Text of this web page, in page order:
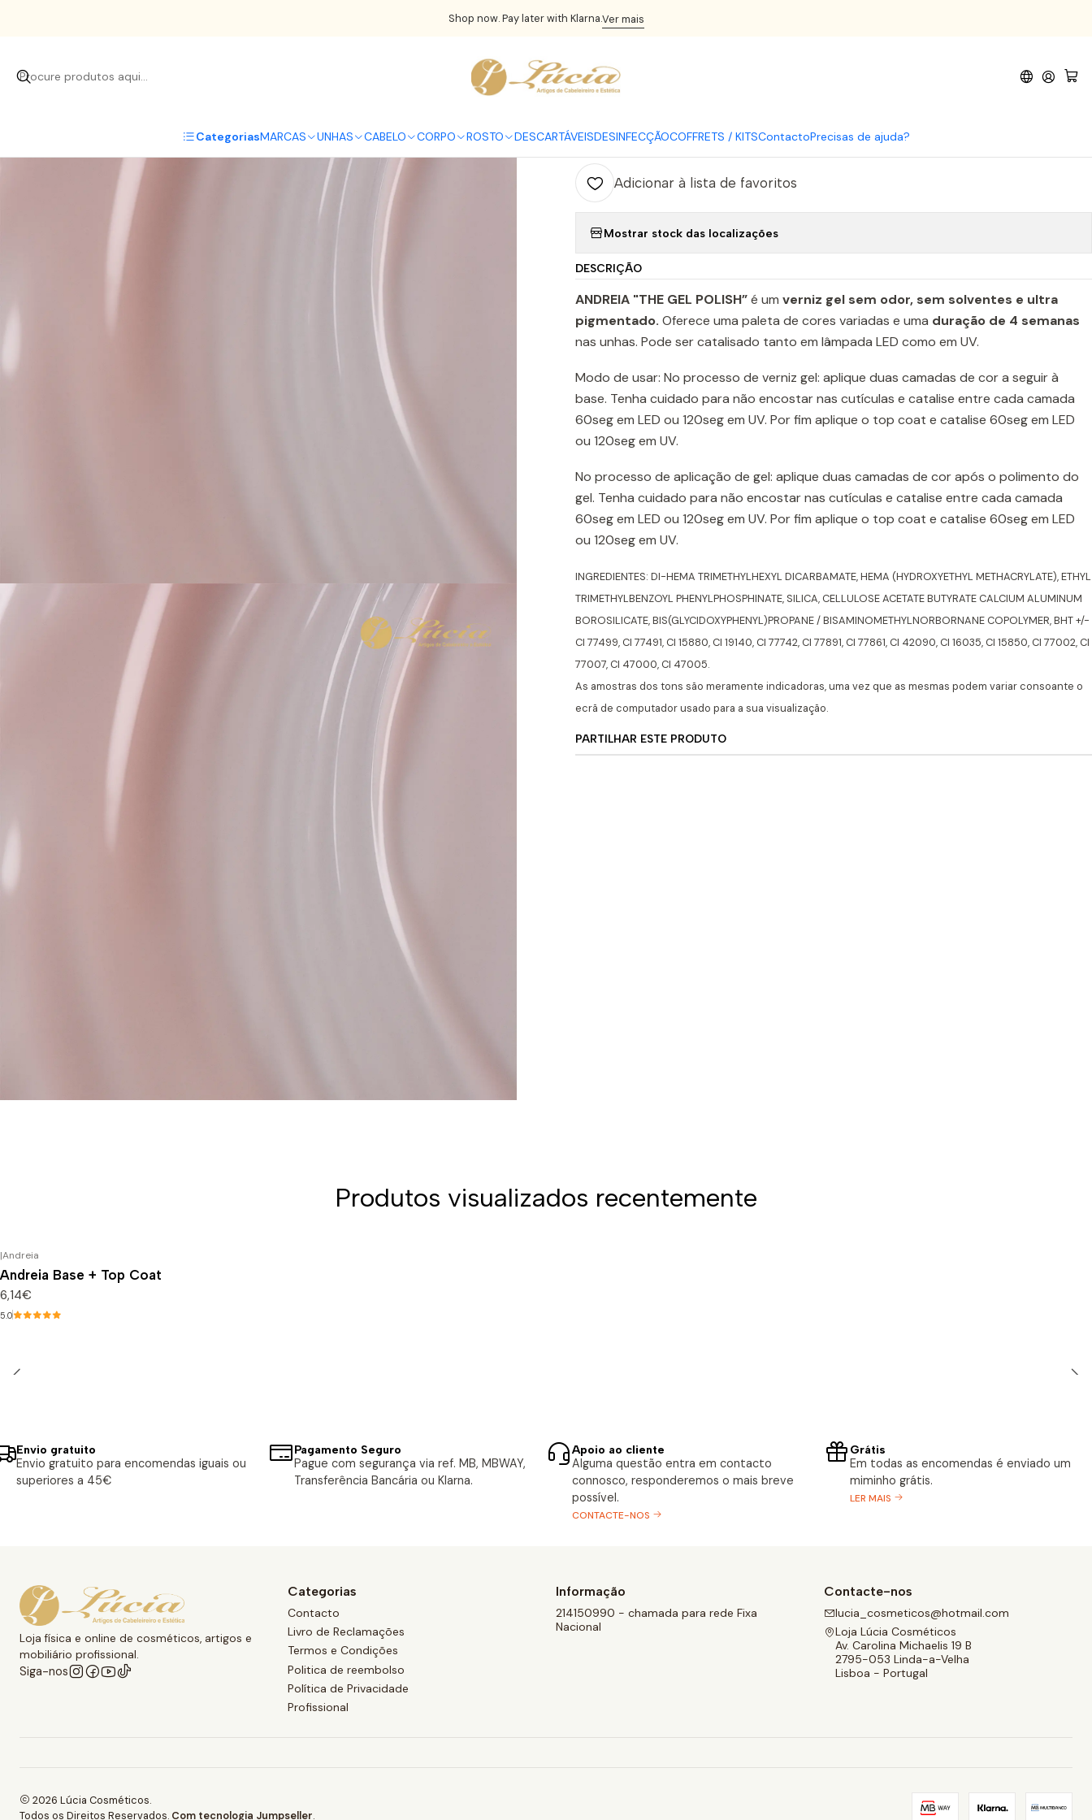
CategoriasMARCAS UNHAS CABELO CORPO ROSTO DESCARTÁVEISDESINFECÇÃOCOFFRETS / KITSContactoPrecisas de ajuda?
Shop now. Pay later with Klarna.Ver mais
Verniz Gel The Gel Polish Vegan Andreia Andreia Verniz Gel G03
|
Andreia Verniz Gel G03
Quantidade
Comprar agora
Adicionar à lista de favoritos
Mostrar stock das localizações
DESCRIÇÃO
ANDREIA "THE GEL POLISH”é um verniz gel sem odor, sem solventes e ultra
pigmentado. Oferece uma paleta de cores variadas e uma duração de 4 semanas
nas unhas. Pode ser catalisado tanto em lâmpada LED como em UV.
Modo de usar: No processo de verniz gel: aplique duas camadas de cor a seguir à
base. Tenha cuidado para não encostar nas cutículas e catalise entre cada camada
60seg em LED ou 120seg em UV. Por fim aplique o top coat e catalise 60seg em LED
ou 120seg em UV.
No processo de aplicação de gel: aplique duas camadas de cor após o polimento do
gel. Tenha cuidado para não encostar nas cutículas e catalise entre cada camada
60seg em LED ou 120seg em UV. Por fim aplique o top coat e catalise 60seg em LED
ou 120seg em UV.
INGREDIENTES: DI-HEMA TRIMETHYLHEXYL DICARBAMATE, HEMA (HYDROXYETHYL METHACRYLATE), ETHYL
TRIMETHYLBENZOYL PHENYLPHOSPHINATE, SILICA, CELLULOSE ACETATE BUTYRATE CALCIUM ALUMINUM
BOROSILICATE, BIS(GLYCIDOXYPHENYL)PROPANE / BISAMINOMETHYLNORBORNANE COPOLYMER, BHT +/-
CI 77499, CI 77491, CI 15880, CI 19140, CI 77742, CI 77891, CI 77861, CI 42090, CI 16035, CI 15850, CI 77002, CI
77007, CI 47000, CI 47005.
As amostras dos tons são meramente indicadoras, uma vez que as mesmas podem variar consoante o
ecrã de computador usado para a sua visualização.
PARTILHAR ESTE PRODUTO
Produtos visualizados recentemente
|Andreia
Andreia Base + Top Coat
6,14€
5.0
Envio gratuito
Envio gratuito para encomendas iguais ou
superiores a 45€
Pagamento Seguro
Pague com segurança via ref. MB, MBWAY,
Transferência Bancária ou Klarna.
Apoio ao cliente
Alguma questão entra em contacto
connosco, responderemos o mais breve
possível.
CONTACTE-NOS
Grátis
Em todas as encomendas é enviado um
miminho grátis.
LER MAIS
Loja física e online de cosméticos, artigos e
mobiliário profissional.
Siga-nos
Categorias
Contacto
Livro de Reclamações
Termos e Condições
Politica de reembolso
Política de Privacidade
Profissional
Informação
214150990 - chamada para rede Fixa
Nacional
Contacte-nos
lucia_cosmeticos@hotmail.com
Loja Lúcia Cosméticos
Av. Carolina Michaelis 19 B
2795-053 Linda-a-Velha
Lisboa - Portugal
2026 Lúcia Cosméticos.
Todos os Direitos Reservados. Com tecnologia Jumpseller.